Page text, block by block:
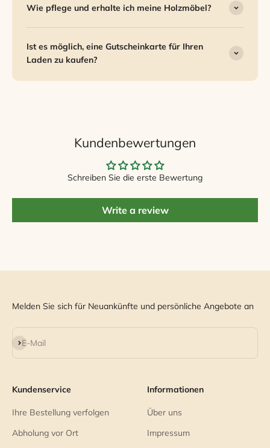
Wie pflege und erhalte ich meine Holzmöbel?
Ist es möglich, eine Gutscheinkarte für Ihren
Laden zu kaufen?
Kundenbewertungen
Schreiben Sie die erste Bewertung
Write a review
Melden Sie sich für Neuankünfte und persönliche Angebote an
E-Mail
Abonnieren
Kundenservice
Ihre Bestellung verfolgen
Abholung vor Ort
Informationen
Über uns
Impressum